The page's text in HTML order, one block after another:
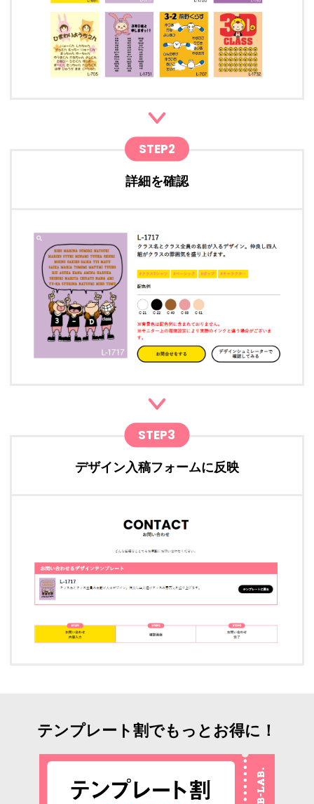
STEP2
詳細を確認
STEP3
デザイン入稿フォームに反映
テンプレート割でもっとお得に！